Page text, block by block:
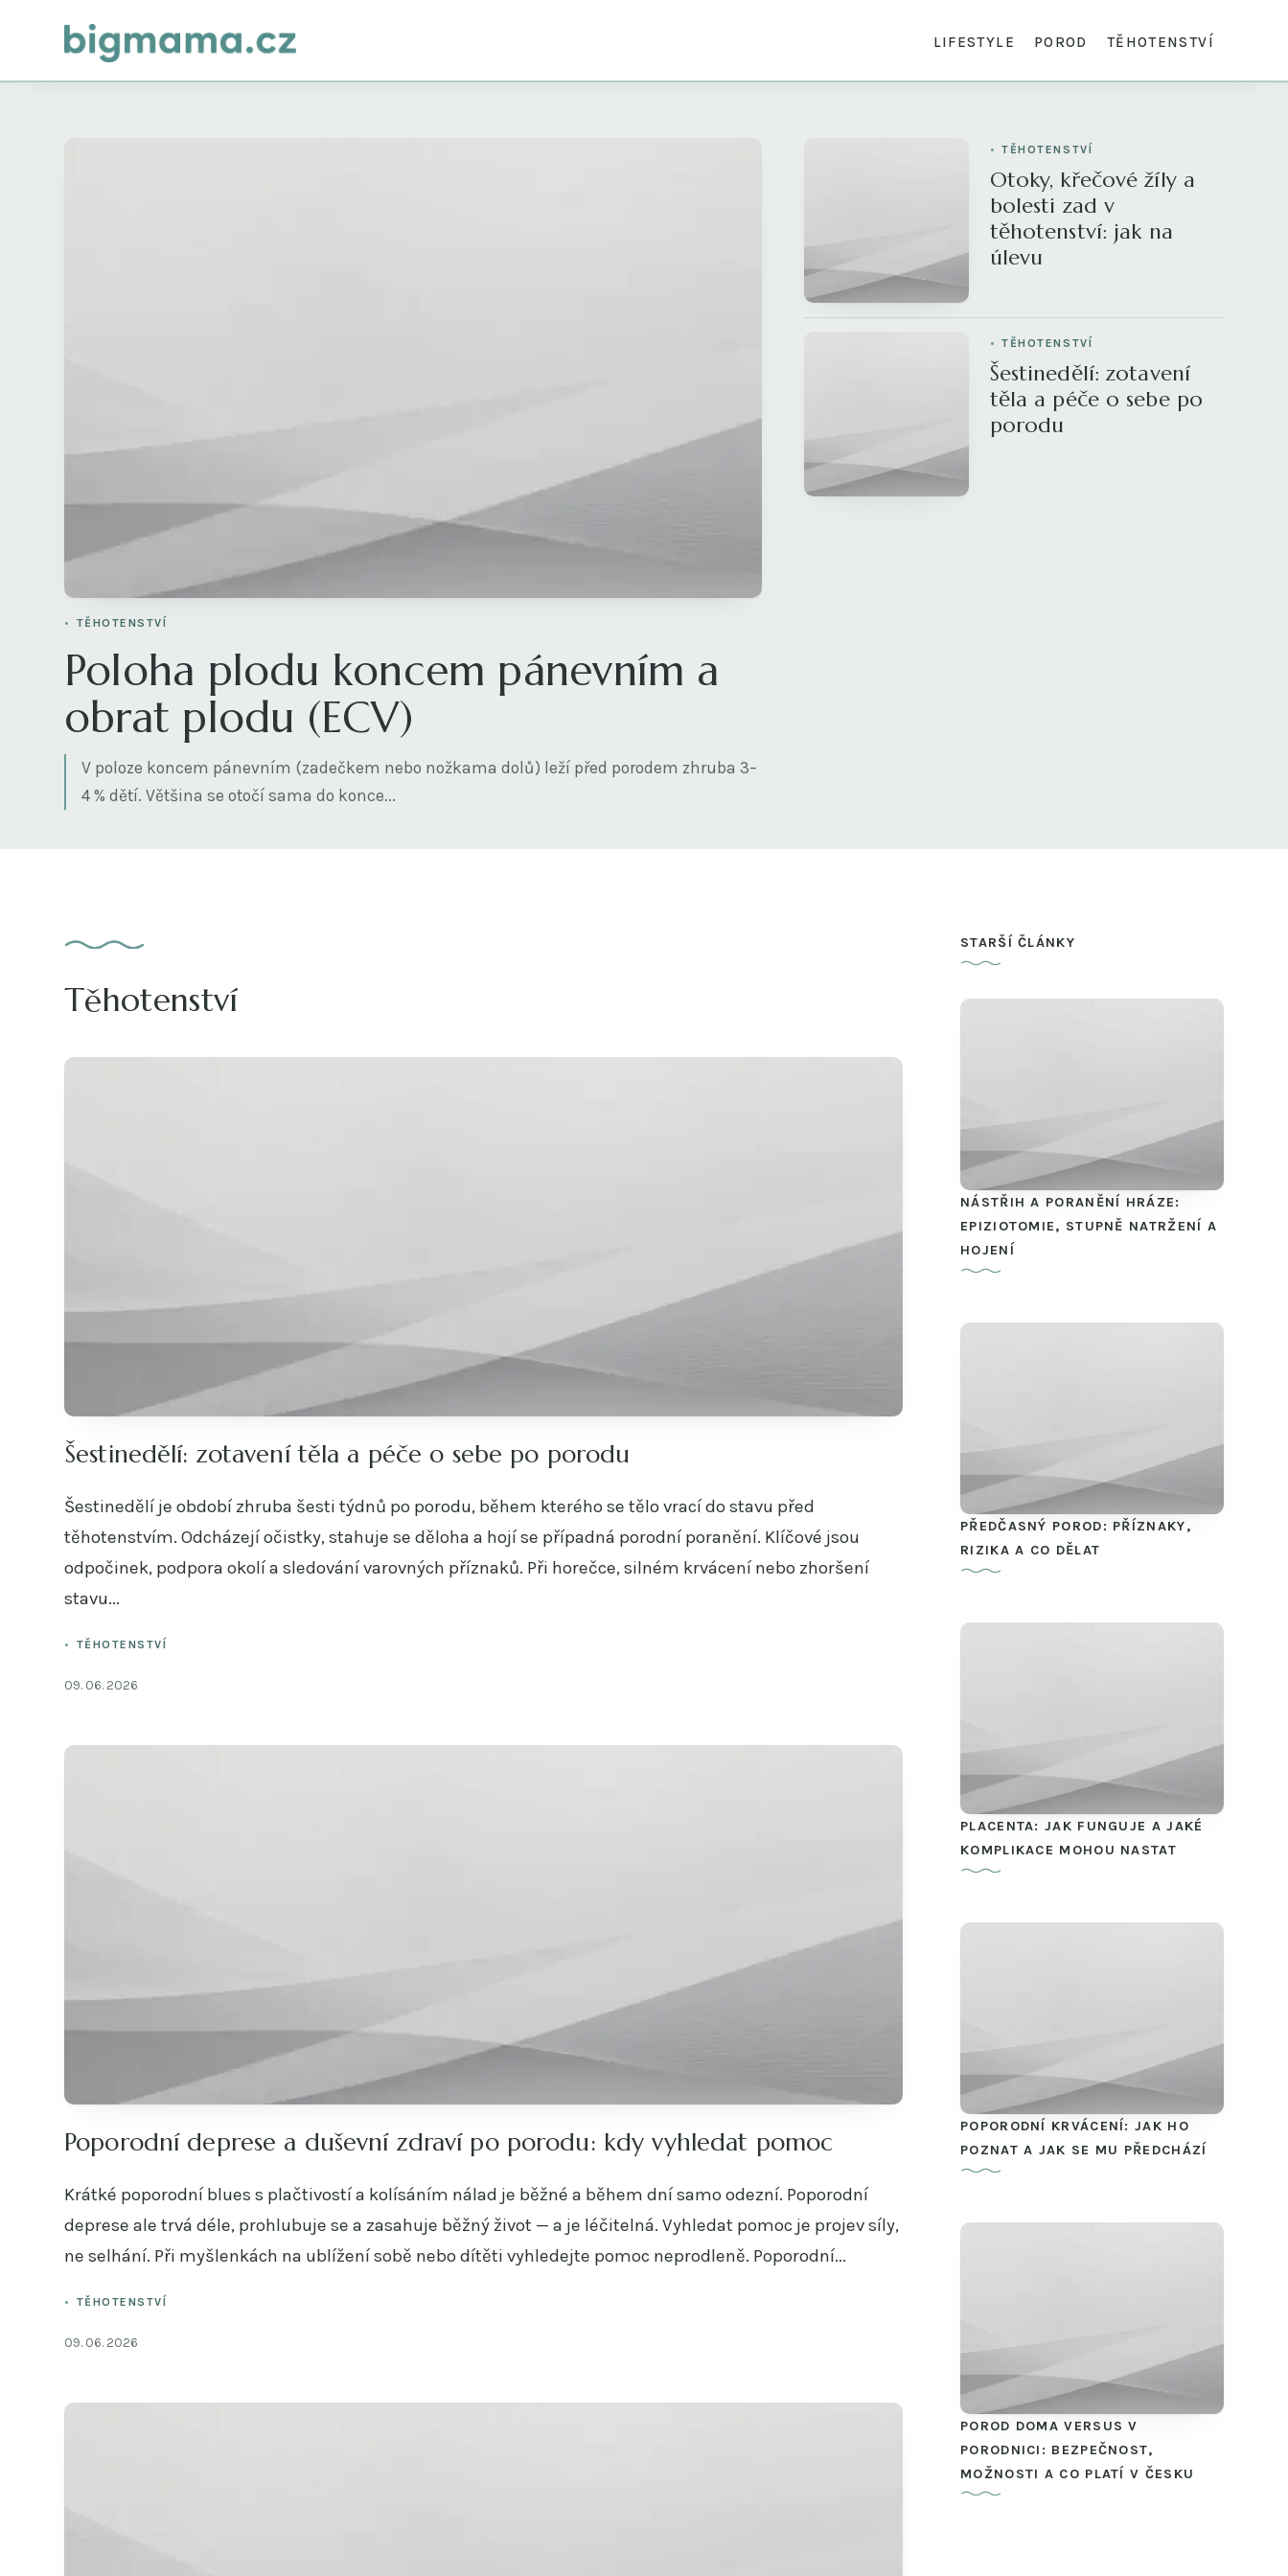
LIFESTYLE POROD TĚHOTENSTVÍ
Poloha plodu koncem pánevním a
obrat plodu (ECV)
V poloze koncem pánevním (zadečkem nebo nožkama dolů) leží před porodem zhruba 3–
4 % dětí. Většina se otočí sama do konce...
TĚHOTENSTVÍ
Otoky, křečové žíly a
bolesti zad v
těhotenství: jak na
úlevu
TĚHOTENSTVÍ
Šestinedělí: zotavení
těla a péče o sebe po
porodu
TĚHOTENSTVÍ
Těhotenství
Šestinedělí: zotavení těla a péče o sebe po porodu
Šestinedělí je období zhruba šesti týdnů po porodu, během kterého se tělo vrací do stavu před
těhotenstvím. Odcházejí očistky, stahuje se děloha a hojí se případná porodní poranění. Klíčové jsou
odpočinek, podpora okolí a sledování varovných příznaků. Při horečce, silném krvácení nebo zhoršení
stavu...
TĚHOTENSTVÍ
09. 06. 2026
Poporodní deprese a duševní zdraví po porodu: kdy vyhledat pomoc
Krátké poporodní blues s plačtivostí a kolísáním nálad je běžné a během dní samo odezní. Poporodní
deprese ale trvá déle, prohlubuje se a zasahuje běžný život — a je léčitelná. Vyhledat pomoc je projev síly,
ne selhání. Při myšlenkách na ublížení sobě nebo dítěti vyhledejte pomoc neprodleně. Poporodní...
TĚHOTENSTVÍ
09. 06. 2026
STARŠÍ ČLÁNKY
NÁSTŘIH A PORANĚNÍ HRÁZE:
EPIZIOTOMIE, STUPNĚ NATRŽENÍ A
HOJENÍ
PŘEDČASNÝ POROD: PŘÍZNAKY,
RIZIKA A CO DĚLAT
PLACENTA: JAK FUNGUJE A JAKÉ
KOMPLIKACE MOHOU NASTAT
POPORODNÍ KRVÁCENÍ: JAK HO
POZNAT A JAK SE MU PŘEDCHÁZÍ
POROD DOMA VERSUS V
PORODNICI: BEZPEČNOST,
MOŽNOSTI A CO PLATÍ V ČESKU